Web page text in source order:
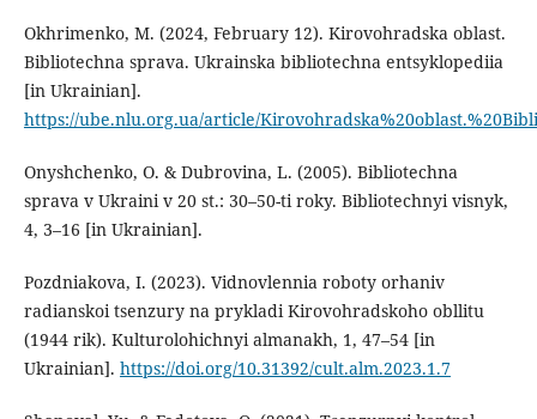
Okhrimenko, M. (2024, February 12). Kirovohradska oblast.
Bibliotechna sprava. Ukrainska bibliotechna entsyklopediia
[in Ukrainian].
https://ube.nlu.org.ua/article/
Onyshchenko, O. & Dubrovina, L. (2005). Bibliotechna
sprava v Ukraini v 20 st.: 30–50-ti roky. Bibliotechnyi visnyk,
4, 3–16 [in Ukrainian].
Pozdniakova, I. (2023). Vidnovlennia roboty orhaniv
radianskoi tsenzury na prykladi Kirovohradskoho obllitu
(1944 rik). Kulturolohichnyi almanakh, 1, 47–54 [in
Ukrainian]. https://doi.org/10.31392/cult.alm.2023.1.7